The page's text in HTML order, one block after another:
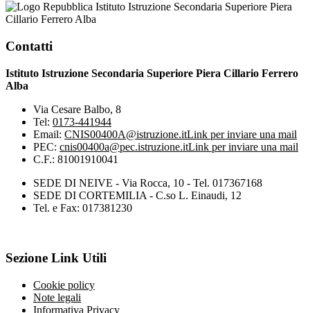
Istituto Istruzione Secondaria Superiore Piera
Cillario Ferrero Alba
Contatti
Istituto Istruzione Secondaria Superiore Piera Cillario Ferrero
Alba
Via Cesare Balbo, 8
Tel: 0173-441944
Email: CNIS00400A@istruzione.itLink per inviare una mail
PEC: cnis00400a@pec.istruzione.itLink per inviare una mail
C.F.: 81001910041
SEDE DI NEIVE - Via Rocca, 10 - Tel. 017367168
SEDE DI CORTEMILIA - C.so L. Einaudi, 12
Tel. e Fax: 017381230
Sezione Link Utili
Cookie policy
Note legali
Informativa Privacy